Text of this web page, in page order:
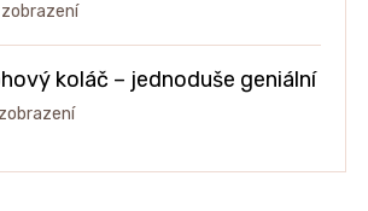
koláč – jednoduše geniální